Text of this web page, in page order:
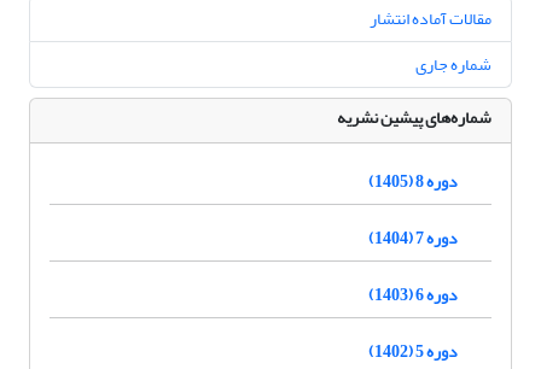
مقالات آماده انتشار
شماره جاری
شماره‌های پیشین نشریه
دوره 8 (1405)
دوره 7 (1404)
دوره 6 (1403)
دوره 5 (1402)